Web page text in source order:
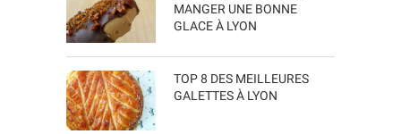
MANGER UNE BONNE
GLACE À LYON
TOP 8 DES MEILLEURES
GALETTES À LYON